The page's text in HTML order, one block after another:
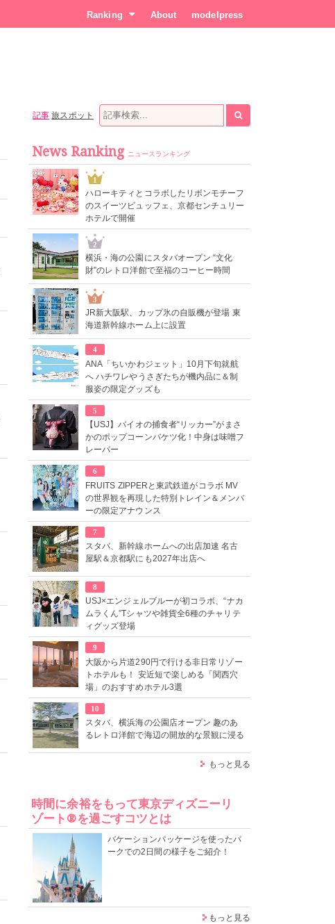
Ranking About modelpress
記事 旅スポット
News Ranking ニュースランキング
1
ハローキティとコラボしたリボンモチーフ
のスイーツビュッフェ、京都センチュリー
ホテルで開催
2
横浜・海の公園にスタバオープン “文化
財”のレトロ洋館で至福のコーヒー時間
3
JR新大阪駅、カップ氷の自販機が登場 東
海道新幹線ホーム上に設置
4
ANA「ちいかわジェット」10月下旬就航
へ ハチワレやうさぎたちが機内品に＆制
服姿の限定グッズも
5
【USJ】バイオの捕食者“リッカー”がまさ
かのポップコーンバケツ化！中身は味噌フ
レーバー
6
FRUITS ZIPPERと東武鉄道がコラボ MV
の世界観を再現した特別トレイン＆メンバ
ーの限定アナウンス
7
スタバ、新幹線ホームへの出店加速 名古
屋駅＆京都駅にも2027年出店へ
8
USJ×エンジェルブルーが初コラボ、“ナカ
ムラくん”Tシャツや雑貨全6種のチャリテ
ィグッズ登場
9
大阪から片道290円で行ける非日常リゾー
トホテルも！ 安近短で楽しめる「関西穴
場」のおすすめホテル3選
10
スタバ、横浜海の公園店オープン 趣のあ
るレトロ洋館で海辺の開放的な景観に浸る
もっと見る
時間に余裕をもって東京ディズニーリ
ゾート®を過ごすコツとは
バケーションパッケージを使ったパ
ークでの2日間の様子をご紹介！
もっと見る